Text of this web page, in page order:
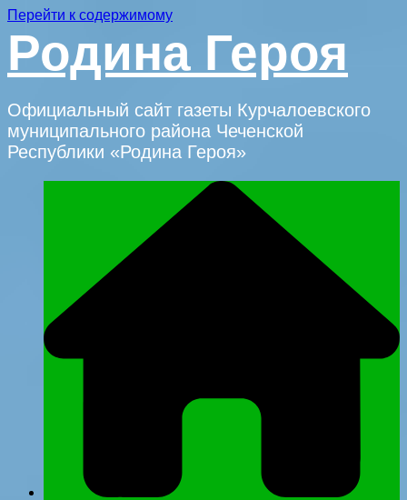
Перейти к содержимому
Родина Героя
Официальный сайт газеты Курчалоевского
муниципального района Чеченской
Республики «Родина Героя»